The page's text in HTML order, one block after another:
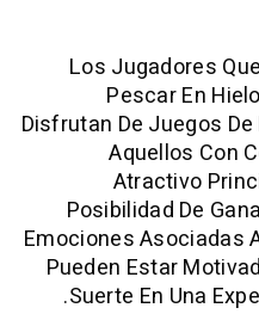
Los
Disfrutan
Emociones
Pueden
Suerte